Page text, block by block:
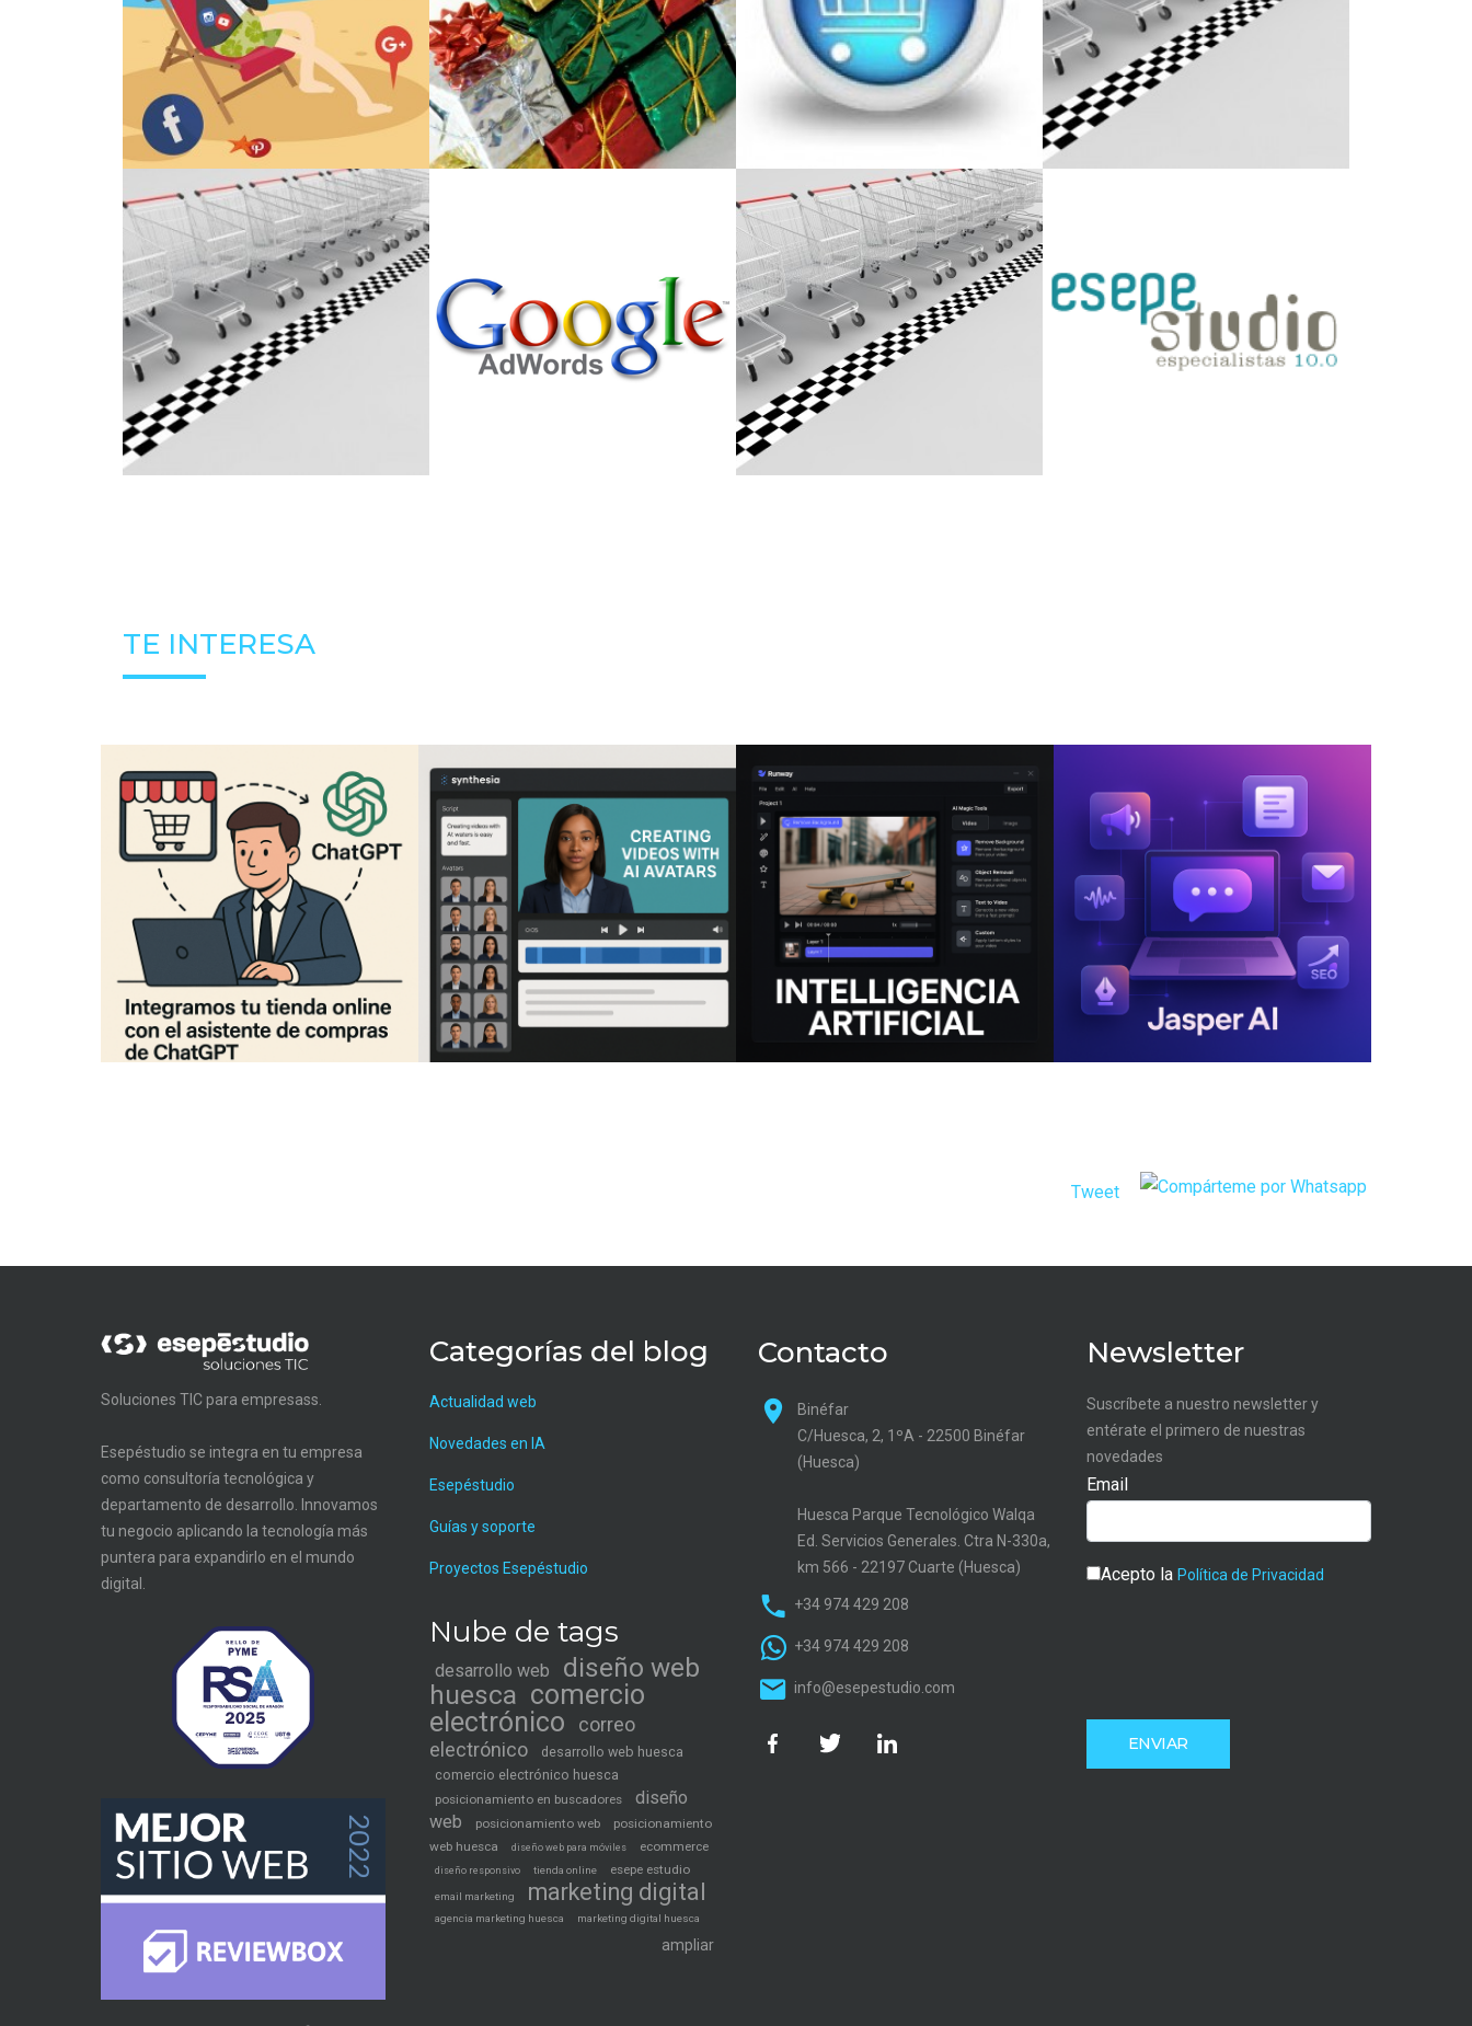
TE INTERESA
Tweet
Soluciones TIC para empresass.
Esepéstudio se integra en tu empresa
como consultoría tecnológica y
departamento de desarrollo. Innovamos
tu negocio aplicando la tecnología más
puntera para expandirlo en el mundo
digital.
Categorías del blog
Actualidad web
Novedades en IA
Esepéstudio
Guías y soporte
Proyectos Esepéstudio
Nube de tags
desarrollo web
diseño web
huesca comercio
electrónico
correo
electrónico
desarrollo web huesca
comercio electrónico huesca
posicionamiento en buscadores
diseño
web
posicionamiento web
posicionamiento
web huesca
diseño web para móviles ecommerce
diseño responsivo tienda online esepe estudio
email marketing marketing digital
agencia marketing huesca marketing digital huesca
ampliar
Contacto
Binéfar
C/Huesca, 2, 1ºA - 22500 Binéfar
(Huesca)
Huesca Parque Tecnológico Walqa
Ed. Servicios Generales. Ctra N-330a,
km 566 - 22197 Cuarte (Huesca)
+34 974 429 208
+34 974 429 208
info@esepestudio.com
Newsletter
Suscríbete a nuestro newsletter y
entérate el primero de nuestras
novedades
Email
Acepto la Política de Privacidad